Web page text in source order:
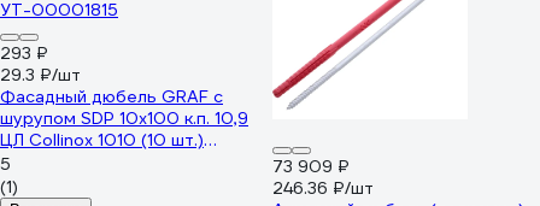
293 ₽
29.3 ₽/шт
Фасадный дюбель GRAF с
шурупом SDP 10х100 к.п. 10,9
ЦЛ Collinox 1010 (10 шт.)
УТ-00001815
5
(1)
73 909 ₽
246.36 ₽/шт